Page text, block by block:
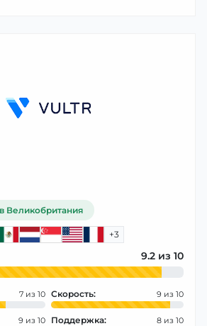
Великобритания
+3
9.2
7 Скорость: 9
9 Поддержка: 8